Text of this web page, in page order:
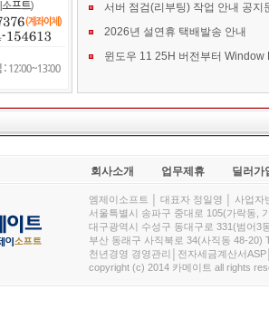
서버 점검(리부팅) 작업 안내 공지
2026년 설연휴 택배발송 안내
회사소개 업무제휴 딜러가
엠제이소프트 │ 대표자 정일영 │ 사업
서울특별시 송파구 중대로 105(가락동,
대구광역시 수성구 동대구로 331(범어3
부산 동래구 사직북로 34(사직동 48-20)
천년경영 경영관리│전자세금계산서
copyright (c) 2014 카메이트 all rights